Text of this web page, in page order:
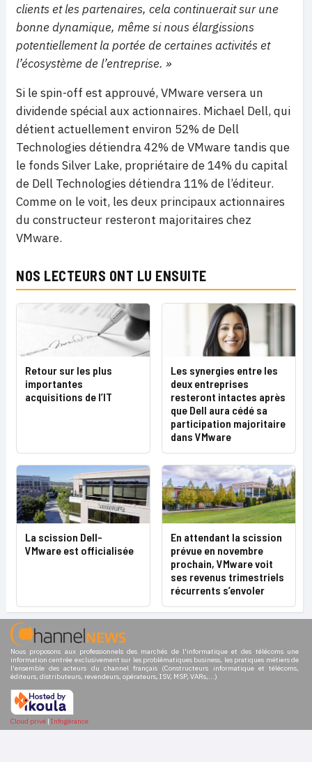
clients et les partenaires, cela continuerait sur une
bonne dynamique, même si nous élargissions
potentiellement la portée de certaines activités et
l’écosystème de l’entreprise. »
Si le spin-off est approuvé, VMware versera un
dividende spécial aux actionnaires. Michael Dell, qui
détient actuellement environ 52% de Dell
Technologies détiendra 42% de VMware tandis que
le fonds Silver Lake, propriétaire de 14% du capital
de Dell Technologies détiendra 11% de l’éditeur.
Comme on le voit, les deux principaux actionnaires
du constructeur resteront majoritaires chez
VMware.
NOS LECTEURS ONT LU ENSUITE
Retour sur les plus
importantes
acquisitions de l’IT
Les synergies entre les
deux entreprises
resteront intactes après
que Dell aura cédé sa
participation majoritaire
dans VMware
La scission Dell-
VMware est officialisée
En attendant la scission
prévue en novembre
prochain, VMware voit
ses revenus trimestriels
récurrents s’envoler
Nous proposons aux professionnels des marchés de l'informatique et des télécoms une
information centrée exclusivement sur les problématiques business, les pratiques métiers de
l'ensemble des acteurs du channel français (Constructeurs informatique et télécoms,
éditeurs, distributeurs, revendeurs, opérateurs, ISV, MSP, VARs,...)
Cloud privé | Infogérance